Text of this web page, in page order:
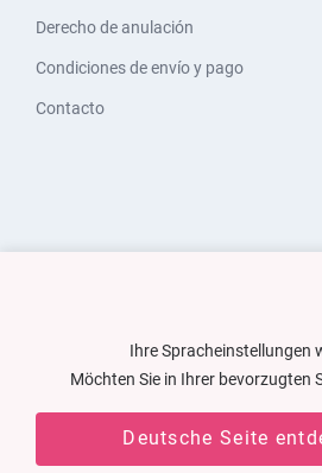
Derecho de anulación
Condiciones de envío y pago
Contacto
Ihre Spracheinstellungen
Möchten Sie in Ihrer bevorzugten
Deutsche Seite